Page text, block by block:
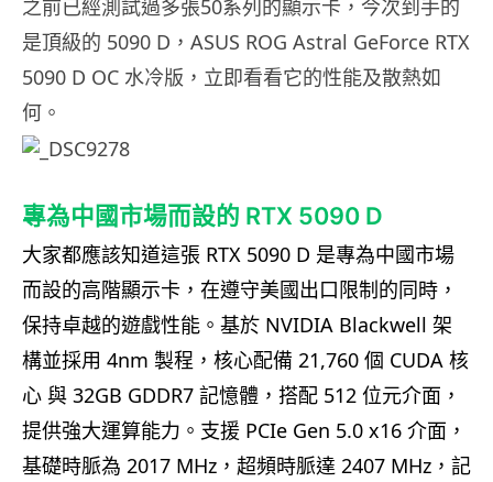
之前已經測試過多張50系列的顯示卡，今次到手的
是頂級的 5090 D，ASUS ROG Astral GeForce RTX
5090 D OC 水冷版，立即看看它的性能及散熱如
何。
專為中國市場而設的 RTX 5090 D
大家都應該知道這張 RTX 5090 D 是專為中國市場
而設的高階顯示卡，在遵守美國出口限制的同時，
保持卓越的遊戲性能。 基於 NVIDIA Blackwell 架
構並採用 4nm 製程 ，核心配備 21,760 個 CUDA 核
心 與 32GB GDDR7 記憶體 ，搭配 512 位元介面 ，
提供強大運算能力。支援 PCIe Gen 5.0 x16 介面 ，
基礎時脈為 2017 MHz ，超頻時脈達 2407 MHz ，記